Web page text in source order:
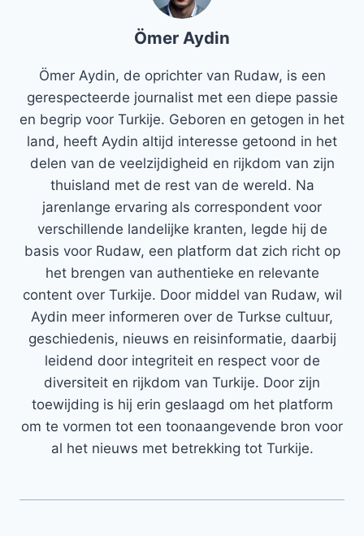
Ömer Aydin
Ömer Aydin, de oprichter van Rudaw, is een
gerespecteerde journalist met een diepe passie
en begrip voor Turkije. Geboren en getogen in het
land, heeft Aydin altijd interesse getoond in het
delen van de veelzijdigheid en rijkdom van zijn
thuisland met de rest van de wereld. Na
jarenlange ervaring als correspondent voor
verschillende landelijke kranten, legde hij de
basis voor Rudaw, een platform dat zich richt op
het brengen van authentieke en relevante
content over Turkije. Door middel van Rudaw, wil
Aydin meer informeren over de Turkse cultuur,
geschiedenis, nieuws en reisinformatie, daarbij
leidend door integriteit en respect voor de
diversiteit en rijkdom van Turkije. Door zijn
toewijding is hij erin geslaagd om het platform
om te vormen tot een toonaangevende bron voor
al het nieuws met betrekking tot Turkije.